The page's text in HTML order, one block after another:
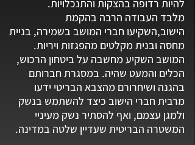
להיות רדופה בהצקות והתנכלויות.
מלבד העבודה הרבה בהקמת
הישוב,השקיעו חברי המושב בשמירה, בניית
מחסה ובנית מקלטים מהפגזות ויריות.
המושב השקיע מחשבה על ביטחון הרכוש,
הכלים והמעט שהיה. במסגרת חברותם
בהגנה ושיחרורם מהצבא הבריטי ידעו
מרבית חברי הישוב כיצד להשתמש בנשק
ולמגן עצמם, ואף להסתיר נשק מעיניי
המשטרה הבריטית שעדיין שלטה במדינה.